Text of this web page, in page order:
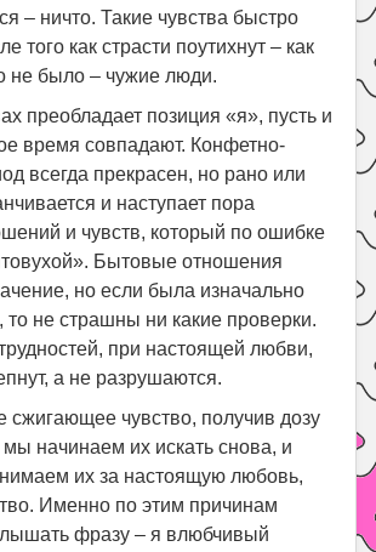
– ничто. Такие чувства быстро
того как страсти поутихнут – как
не было – чужие люди.
преобладает позиция «я», пусть и
время совпадают. Конфетно-
всегда прекрасен, но рано или
и наступает пора
и чувств, который по ошибке
Бытовые отношения
но если была изначально
не страшны ни какие проверки.
при настоящей любви,
а не разрушаются.
сжигающее чувство, получив дозу
начинаем их искать снова, и
их за настоящую любовь,
Именно по этим причинам
фразу – я влюбчивый